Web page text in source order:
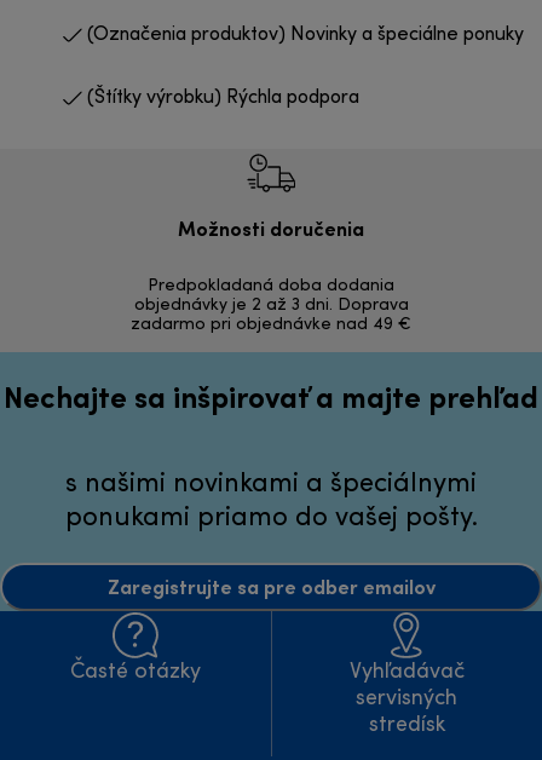
(Označenia produktov) Novinky a špeciálne ponuky
(Štítky výrobku) Rýchla podpora
Možnosti doručenia
Predpokladaná doba dodania
objednávky je 2 až 3 dni. Doprava
zadarmo pri objednávke nad 49 €
Nechajte sa inšpirovať a majte prehľad
s našimi novinkami a špeciálnymi
ponukami priamo do vašej pošty.
Zaregistrujte sa pre odber emailov
Časté otázky
Vyhľadávač
servisných
stredísk